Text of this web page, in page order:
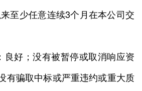
至少任意连续3个月在本公司交
好；没有被暂停或取消响应资
有骗取中标或严重违约或重大质